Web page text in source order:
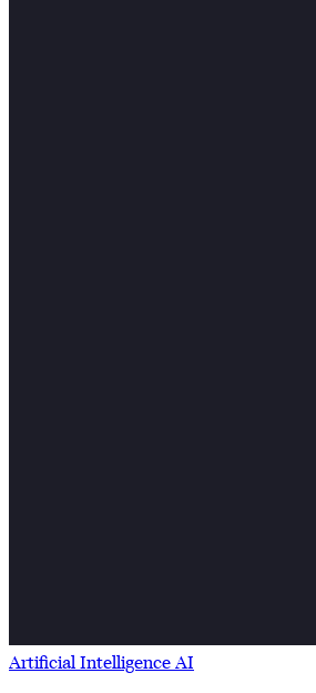
Artificial Intelligence AI